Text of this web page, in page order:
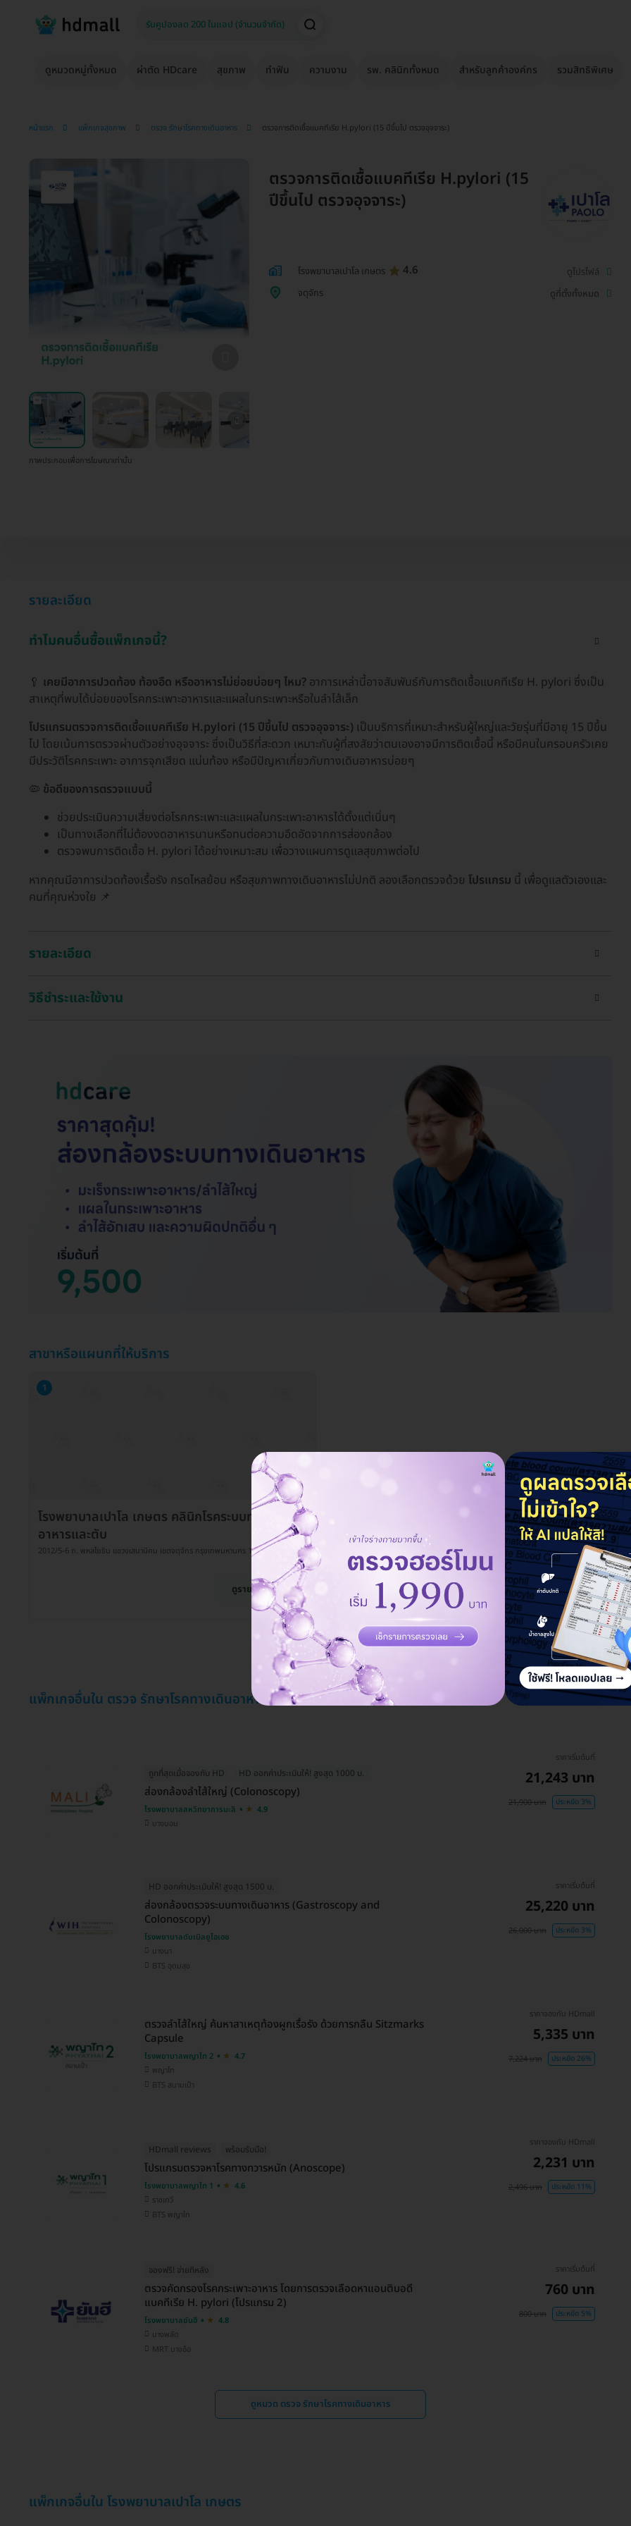
ดูหมวดหมู่ทั้งหมด ผ่าตัด HDcare สุขภาพ ทำฟัน ความงาม รพ. คลินิกทั้งหมด สำหรับลูกค้าองค์กร รวมสิทธิพิเศษ
หน้าแรก แพ็กเกจสุขภาพ ตรวจ รักษาโรคทางเดินอาหาร ตรวจการติดเชื้อแบคทีเรีย H.pylori (15 ปีขึ้นไป ตรวจอุจจาระ)
ภาพประกอบเพื่อการโฆษณาเท่านั้น
ตรวจการติดเชื้อแบคทีเรีย H.pylori (15
ปีขึ้นไป ตรวจอุจจาระ)
โรงพยาบาลเปาโล เกษตร 4.6
ดูโปรไฟล์
จตุจักร
ดูที่ตั้งทั้งหมด
รายละเอียด
ทำไมคนอื่นซื้อแพ็กเกจนี้?
🥄 เคยมีอาการปวดท้อง ท้องอืด หรืออาหารไม่ย่อยบ่อยๆ ไหม? อาการเหล่านี้อาจสัมพันธ์กับการติดเชื้อแบคทีเรีย H. pylori ซึ่งเป็น
สาเหตุที่พบได้บ่อยของโรคกระเพาะอาหารและแผลในกระเพาะหรือในลำไส้เล็ก
โปรแกรมตรวจการติดเชื้อแบคทีเรีย H.pylori (15 ปีขึ้นไป ตรวจอุจจาระ) เป็นบริการที่เหมาะสำหรับผู้ใหญ่และวัยรุ่นที่มีอายุ 15 ปีขึ้น
ไป โดยเน้นการตรวจผ่านตัวอย่างอุจจาระ ซึ่งเป็นวิธีที่สะดวก เหมาะกับผู้ที่สงสัยว่าตนเองอาจมีการติดเชื้อนี้ หรือมีคนในครอบครัวเคย
มีประวัติโรคกระเพาะ อาการจุกเสียด แน่นท้อง หรือมีปัญหาเกี่ยวกับทางเดินอาหารบ่อยๆ
🦠 ข้อดีของการตรวจแบบนี้
ช่วยประเมินความเสี่ยงต่อโรคกระเพาะและแผลในกระเพาะอาหารได้ตั้งแต่เนิ่นๆ
เป็นทางเลือกที่ไม่ต้องงดอาหารนานหรือทนต่อความอึดอัดจากการส่องกล้อง
ตรวจพบการติดเชื้อ H. pylori ได้อย่างเหมาะสม เพื่อวางแผนการดูแลสุขภาพต่อไป
หากคุณมีอาการปวดท้องเรื้อรัง กรดไหลย้อน หรือสุขภาพทางเดินอาหารไม่ปกติ ลองเลือกตรวจด้วย โปรแกรม นี้ เพื่อดูแลตัวเองและ
คนที่คุณห่วงใย 📌
รายละเอียด
วิธีชำระและใช้งาน
สาขาหรือแผนกที่ให้บริการ
1
โรงพยาบาลเปาโล เกษตร คลินิกโรคระบบทางเดิน
อาหารและตับ
2012/5-6 ถ. พหลโยธิน แขวงเสนานิคม เขตจตุจักร กรุงเทพมหานคร 10900
ดูรายละเอียด
แพ็กเกจอื่นใน ตรวจ รักษาโรคทางเดินอาหาร
ถูกที่สุดเมื่อจองกับ HD HD ออกค่าประเมินให้! สูงสุด 1000 บ.
ส่องกล้องลำไส้ใหญ่ (Colonoscopy)
โรงพยาบาลสหวิทยาการมะลิ
4.9
บางบอน
ราคาเริ่มต้นที่
21,243 บาท
21,900 บาท ประหยัด 3%
HD ออกค่าประเมินให้! สูงสุด 1500 บ.
ส่องกล้องตรวจระบบทางเดินอาหาร (Gastroscopy and
Colonoscopy)
โรงพยาบาลดับเบิลยูไอเอช
บางนา
BTS อุดมสุข
ราคาเริ่มต้นที่
25,220 บาท
26,000 บาท ประหยัด 3%
ตรวจลำไส้ใหญ่ ค้นหาสาเหตุท้องผูกเรื้อรัง ด้วยการกลืน Sitzmarks
Capsule
โรงพยาบาลพญาไท 2
4.7
พญาไท
BTS สนามเป้า
ราคาจองกับ HDmall
5,335 บาท
7,224 บาท ประหยัด 26%
HDmall reviews พร้อมรับมือ!
โปรแกรมตรวจหาโรคทางทวารหนัก (Anoscope)
โรงพยาบาลพญาไท 1
4.6
ราชเทวี
BTS พญาไท
ราคาจองกับ HDmall
2,231 บาท
2,496 บาท ประหยัด 11%
จองฟรี! จ่ายทีหลัง
ตรวจคัดกรองโรคกระเพาะอาหาร โดยการตรวจเลือดหาแอนติบอดี
แบคทีเรีย H. pylori (โปรแกรม 2)
โรงพยาบาลยันฮี
4.8
บางพลัด
MRT บางอ้อ
ราคาเริ่มต้นที่
760 บาท
800 บาท ประหยัด 5%
ดูหมวด ตรวจ รักษาโรคทางเดินอาหาร
แพ็กเกจอื่นใน โรงพยาบาลเปาโล เกษตร